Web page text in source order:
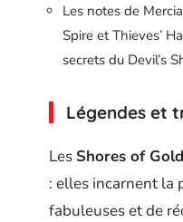
Les notes de
Spire et Thieves’
secrets du Devil’s
Légendes et
Les Shores of Gold
: elles incarnent la
fabuleuses et de